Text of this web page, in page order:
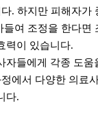
. 하지만 피해자
여 조정을 한다
력이 있습니다.
들에게 각종 도
에서 다양한 의
다.